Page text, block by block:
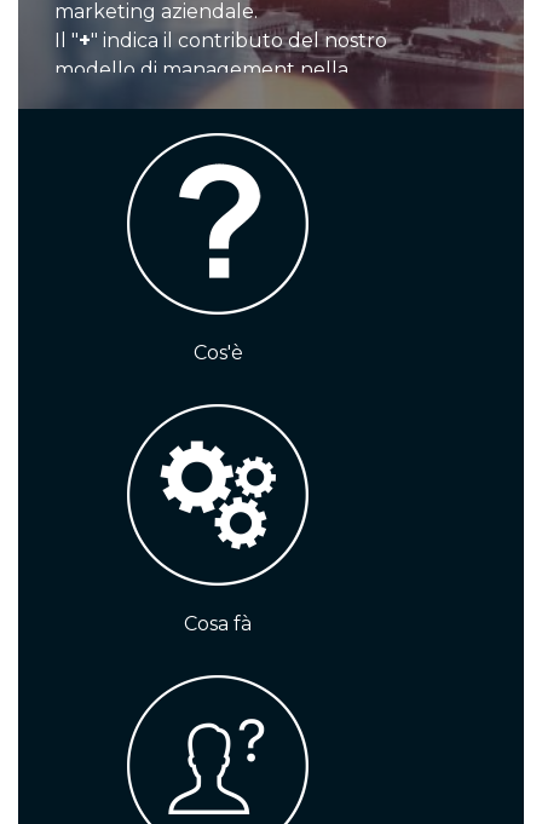
marketing aziendale.
Il "+" indica il contributo del nostro
modello di management nella
"creazione del valore" nelle imprese.
Il risk management come
opportunità
permette di adeguare le
imprese alle prescrizioni di cui al
dell`Insolvenza secondo un
approccio proattivo che mira alla
creazione del valore, attraverso
l`introduzione di un modello di
management supportato da un
sistema di business intelligence
Il valore della consapevolezza
Spesso le imprese non sono in grado di
stimare gli effetti economici di una
variazione anche estremamente
Cos'è
Cosa fà